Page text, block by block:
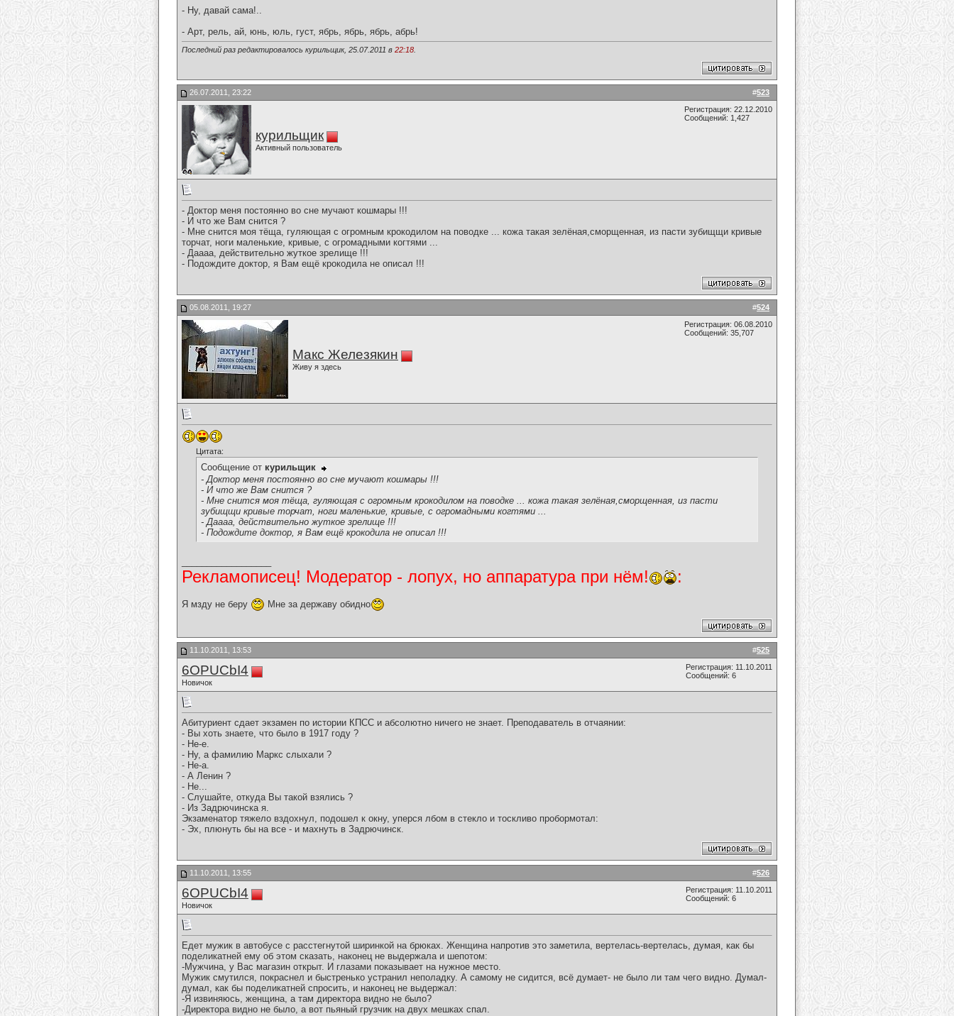
- Ну, давай сама!..
- Арт, рель, ай, юнь, юль, густ, ябрь, ябрь, ябрь, абрь!
Последний раз редактировалось курильщик, 25.07.2011 в 22:18
#523
26.07.2011, 23:22
курильщик
Активный пользователь
Регистрация: 22.12.2010
Сообщений: 1,427
- Доктор меня постоянно во сне мучают кошмары !!!
- И что же Вам снится ?
- Мне снится моя тёща, гуляющая с огромным крокодилом на поводке ... кожа такая зелёная,сморщенная, из пасти зубищщи кривые
торчат, ноги маленькие, кривые, с огромадными когтями ...
- Даааа, действительно жуткое зрелище !!!
- Подождите доктор, я Вам ещё крокодила не описал !!!
#524
05.08.2011, 19:27
Макс Железякин
Живу я здесь
Регистрация: 06.08.2010
Сообщений: 35,707
Цитата:
Сообщение от курильщик
- Доктор меня постоянно во сне мучают кошмары !!!
- И что же Вам снится ?
- Мне снится моя тёща, гуляющая с огромным крокодилом на поводке ... кожа такая зелёная,сморщенная, из пасти
зубищщи кривые торчат, ноги маленькие, кривые, с огромадными когтями ...
- Даааа, действительно жуткое зрелище !!!
- Подождите доктор, я Вам ещё крокодила не описал !!!
Рекламописец! Модератор - лопух, но аппаратура при нём! :
Я мзду не беру Мне за державу обидно
#525
11.10.2011, 13:53
6OPUCbI4
Новичок
Регистрация: 11.10.2011
Сообщений: 6
Абитуриент сдает экзамен по истории КПСС и абсолютно ничего не знает. Преподаватель в отчаянии:
- Вы хоть знаете, что было в 1917 году ?
- Не-е.
- Ну, а фамилию Маркс слыхали ?
- Не-а.
- А Ленин ?
- Не...
- Слушайте, откуда Вы такой взялись ?
- Из Задрючинска я.
Экзаменатор тяжело вздохнул, подошел к окну, уперся лбом в стекло и тоскливо пробормотал:
- Эх, плюнуть бы на все - и махнуть в Задрючинск.
#526
11.10.2011, 13:55
6OPUCbI4
Новичок
Регистрация: 11.10.2011
Сообщений: 6
Едет мужик в автобусе с расстегнутой ширинкой на брюках. Женщина напротив это заметила, вертелась-вертелась, думая, как бы
поделикатней ему об этом сказать, наконец не выдержала и шепотом:
-Мужчина, у Вас магазин открыт. И глазами показывает на нужное место.
Мужик смутился, покраснел и быстренько устранил неполадку. А самому не сидится, всё думает- не было ли там чего видно. Думал-
думал, как бы поделикатней спросить, и наконец не выдержал:
-Я извиняюсь, женщина, а там директора видно не было?
-Директора видно не было, а вот пьяный грузчик на двух мешках спал.